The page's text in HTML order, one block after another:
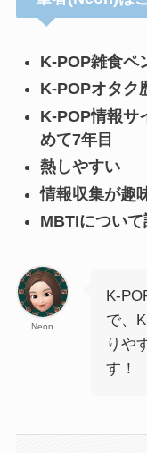
K-POP雑食ペ
K-POPオタク
K-POP情報サ
めて7年目
熱しやすい
情報収集が趣
MBTIについ
Neon
K-
で、
りや
す！